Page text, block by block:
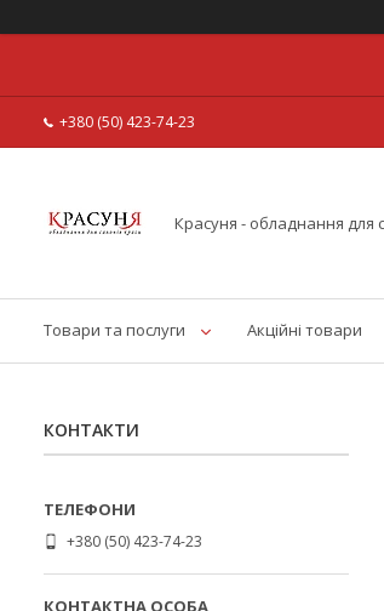
+380 (50) 423-74-23
Красуня - обладнання для
Товари та послуги Акційні товари
КОНТАКТИ
+380 (50) 423-74-23